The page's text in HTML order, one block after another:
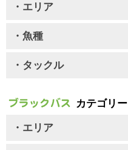
・エリア
・魚種
・タックル
カテゴリー
・エリア